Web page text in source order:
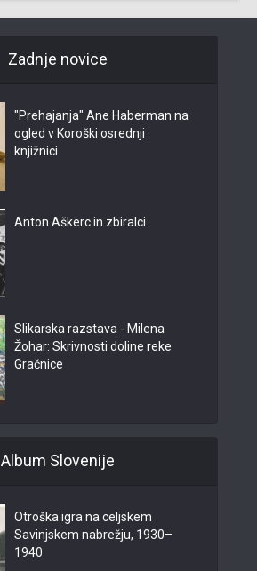
Zadnje novice
"Prehajanja" Ane Haberman na
ogled v Koroški osrednji
knjižnici
Anton Aškerc in zbiralci
Slikarska razstava - Milena
Žohar: Skrivnosti doline reke
Gračnice
Album Slovenije
Otroška igra na celjskem
Savinjskem nabrežju, 1930–
1940